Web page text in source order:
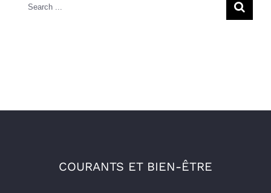
Search
COURANTS ET BIEN-ÊTRE